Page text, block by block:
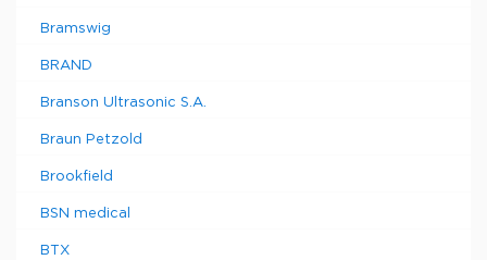
Bramswig
BRAND
Branson Ultrasonic S.A.
Braun Petzold
Brookfield
BSN medical
BTX